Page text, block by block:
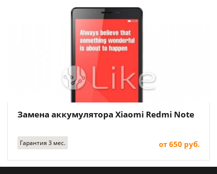
Замена аккумулятора Xiaomi Redmi Note
Гарантия 3 мес. от 650 руб.